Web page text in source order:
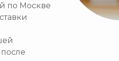
по Москве